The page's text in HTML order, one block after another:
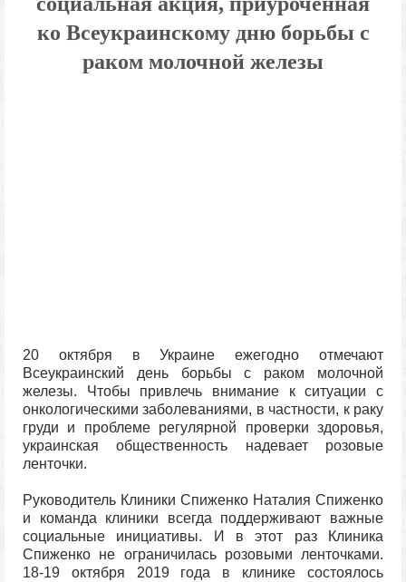
ко Всеукраинскому дню борьбы с
раком молочной железы
20 октября в Украине ежегодно отмечают
Всеукраинский день борьбы с раком молочной
железы. Чтобы привлечь внимание к ситуации с
онкологическими заболеваниями, в частности, к раку
груди и проблеме регулярной проверки здоровья,
украинская общественность надевает розовые
ленточки.
Руководитель Клиники Спиженко Наталия Спиженко
и команда клиники всегда поддерживают важные
социальные инициативы. И в этот раз Клиника
Спиженко не ограничилась розовыми ленточками.
18-19 октября 2019 года в клинике состоялось